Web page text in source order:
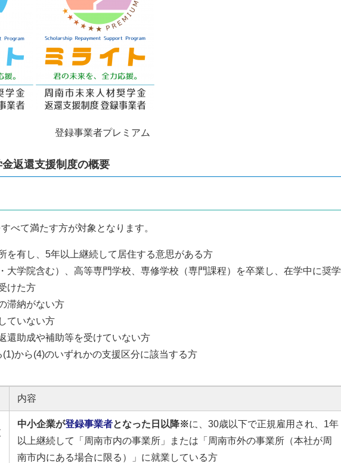
者 登録事業者プレミアム
返還支援制度の概要
べて満たす方が対象となります。
を有し、5年以上継続して居住する意思がある方
大学院含む）、高等専門学校、専修学校（専門課程）を卒業し、在学中に奨学
けた方
滞納がない方
ていない方
還助成や補助等を受けていない方
(1)から(4)のいずれかの支援区分に該当する方
内容
中小企業が登録事業者となった日以降※に、30歳以下で正規雇用され、1年
以上継続して「周南市内の事業所」または「周南市外の事業所（本社が周
南市内にある場合に限る）」に就業している方